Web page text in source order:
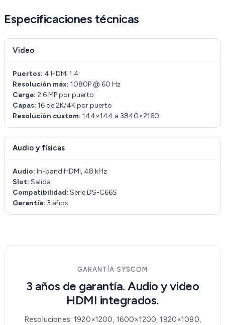
Especificaciones técnicas
Video
Puertos: 4 HDMI 1.4
Resolución máx: 1080P @ 60 Hz
Carga: 2.6 MP por puerto
Capas: 16 de 2K/4K por puerto
Resolución custom: 144×144 a 3840×2160
Audio y físicas
Audio: In-band HDMI, 48 kHz
Slot: Salida
Compatibilidad: Serie DS-C66S
Garantía: 3 años
GARANTÍA SYSCOM
3 años de garantía. Audio y video
HDMI integrados.
Resoluciones: 1920×1200, 1600×1200, 1920×1080,